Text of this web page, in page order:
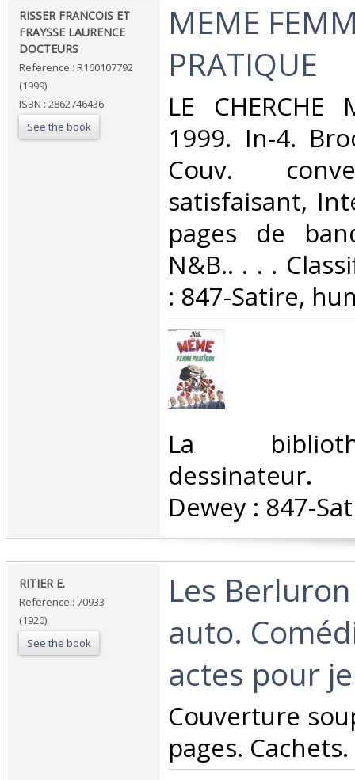
‎RISSER FRANCOIS ET
FRAYSSE LAURENCE
DOCTEURS‎
Reference : R160107792
(1999)
ISBN : 2862746436
See the book
‎MEME
PRATIQUE‎
‎LE CHERCHE
1999. In-4.
Couv.
satisfaisant,
pages de
N&B.. . . .
: 847-Satire,
‎La
dessinateur.
Dewey : 847-
‎RITIER E. ‎
Reference : 70933
(1920)
See the book
‎Les
auto.
actes pour
‎Couverture
pages.